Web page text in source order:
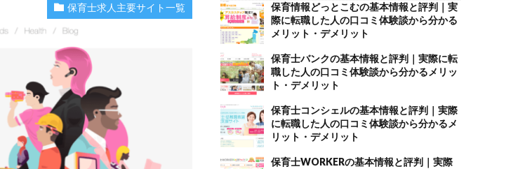
保育士求人主要サイト一覧
保育情報どっとこむの基本情報と評判｜実
際に転職した人の口コミ体験談から分かる
メリット・デメリット
保育士バンクの基本情報と評判｜実際に転
職した人の口コミ体験談から分かるメリッ
ト・デメリット
保育士コンシェルの基本情報と評判｜実際
に転職した人の口コミ体験談から分かるメ
リット・デメリット
保育士WORKERの基本情報と評判｜実際